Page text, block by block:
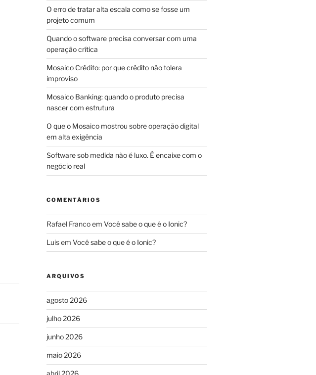
O erro de tratar alta escala como se fosse um
projeto comum
Quando o software precisa conversar com uma
operação crítica
Mosaico Crédito: por que crédito não tolera
improviso
Mosaico Banking: quando o produto precisa
nascer com estrutura
O que o Mosaico mostrou sobre operação digital
em alta exigência
Software sob medida não é luxo. É encaixe com o
negócio real
COMENTÁRIOS
Rafael Francoem Você sabe o que é o Ionic?
Luisem Você sabe o que é o Ionic?
ARQUIVOS
agosto 2026
julho 2026
junho 2026
maio 2026